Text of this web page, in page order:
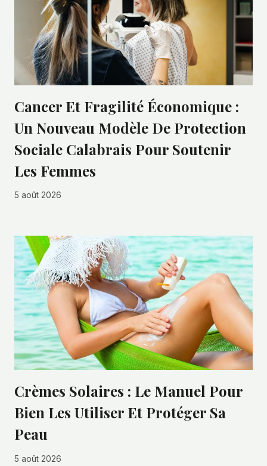
Cancer Et Fragilité Économique :
Un Nouveau Modèle De Protection
Sociale Calabrais Pour Soutenir
Les Femmes
5 août 2026
Crèmes Solaires : Le Manuel Pour
Bien Les Utiliser Et Protéger Sa
Peau
5 août 2026